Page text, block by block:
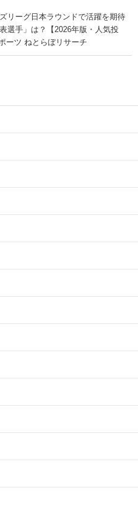
リーグ日本ラウンドで活躍を期待
選手」は？【2026年版・人気投
ーツ ねとらぼリサーチ